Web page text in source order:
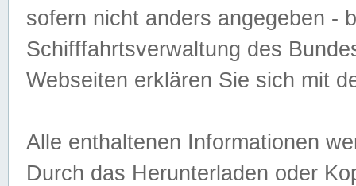
sofern nicht anders angegeben -
Schifffahrtsverwaltung des
Webseiten erklären Sie sich mit
Alle enthaltenen Informationen
Durch das Herunterladen oder